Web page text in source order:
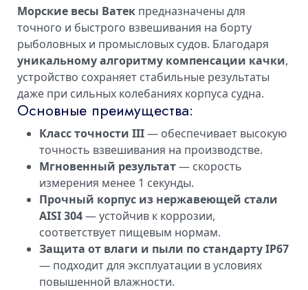
Морские весы Ватек предназначены для
точного и быстрого взвешивания на борту
рыболовных и промысловых судов. Благодаря
уникальному алгоритму компенсации качки,
устройство сохраняет стабильные результаты
даже при сильных колебаниях корпуса судна.
Основные преимущества:
Класс точности III— обеспечивает высокую
точность взвешивания на производстве.
Мгновенный результат— скорость
измерения менее 1 секунды.
Прочный корпус из нержавеющей стали
AISI 304— устойчив к коррозии,
соответствует пищевым нормам.
Защита от влаги и пыли по стандарту IP67
— подходит для эксплуатации в условиях
повышенной влажности.